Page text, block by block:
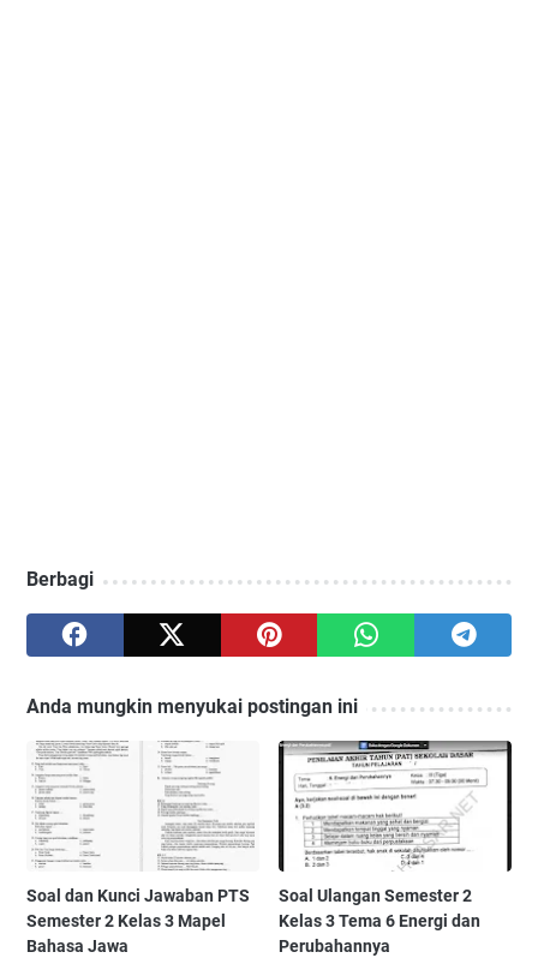
Berbagi
Anda mungkin menyukai postingan ini
Soal dan Kunci Jawaban PTS
Semester 2 Kelas 3 Mapel
Bahasa Jawa
Soal Ulangan Semester 2
Kelas 3 Tema 6 Energi dan
Perubahannya